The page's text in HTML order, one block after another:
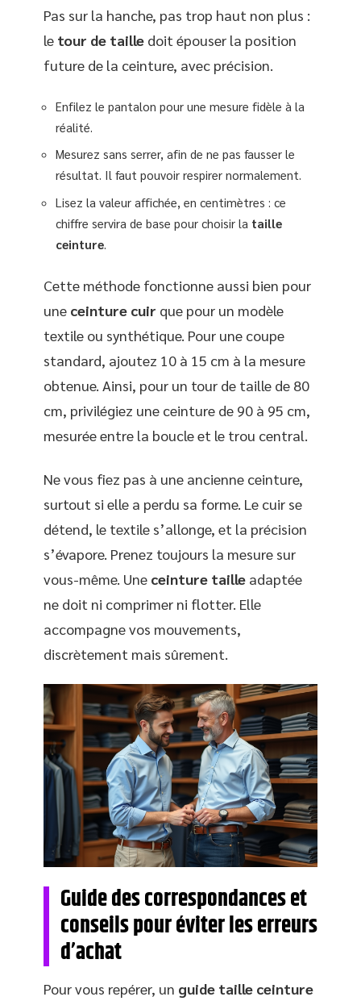
Pas sur la hanche, pas trop haut non plus :
le tour de taille doit épouser la position
future de la ceinture, avec précision.
Enfilez le pantalon pour une mesure fidèle à la
réalité.
Mesurez sans serrer, afin de ne pas fausser le
résultat. Il faut pouvoir respirer normalement.
Lisez la valeur affichée, en centimètres : ce
chiffre servira de base pour choisir la taille
ceinture
Cette méthode fonctionne aussi bien pour
une ceinture cuir que pour un modèle
textile ou synthétique. Pour une coupe
standard, ajoutez 10 à 15 cm à la mesure
obtenue. Ainsi, pour un tour de taille de 80
cm, privilégiez une ceinture de 90 à 95 cm,
mesurée entre la boucle et le trou central.
Ne vous fiez pas à une ancienne ceinture,
surtout si elle a perdu sa forme. Le cuir se
détend, le textile s’allonge, et la précision
s’évapore. Prenez toujours la mesure sur
vous-même. Une ceinture taille adaptée
ne doit ni comprimer ni flotter. Elle
accompagne vos mouvements,
discrètement mais sûrement.
Guide des correspondances et
conseils pour éviter les erreurs
d’achat
Pour vous repérer, un guide taille ceinture